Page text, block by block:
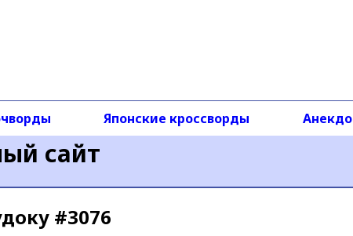
сайт
Японские кроссворды
#3076